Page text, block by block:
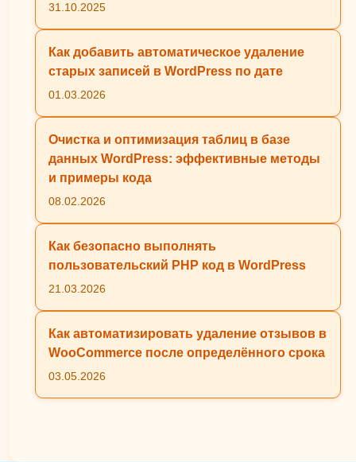
31.10.2025
Как добавить автоматическое удаление
старых записей в WordPress по дате
01.03.2026
Очистка и оптимизация таблиц в базе
данных WordPress: эффективные методы
и примеры кода
08.02.2026
Как безопасно выполнять
пользовательский PHP код в WordPress
21.03.2026
Как автоматизировать удаление отзывов в
WooCommerce после определённого срока
03.05.2026